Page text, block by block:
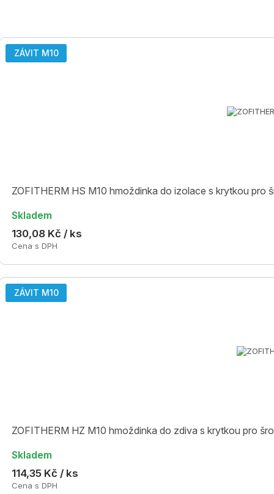
ZÁVIT M10
ZOFITHERM HS M10 hmoždinka do izolace s krytkou
Skladem
130,08 Kč / ks
Cena s DPH
ZÁVIT M10
ZOFITHERM HZ M10 hmoždinka do zdiva s krytkou pro
Skladem
114,35 Kč / ks
Cena s DPH